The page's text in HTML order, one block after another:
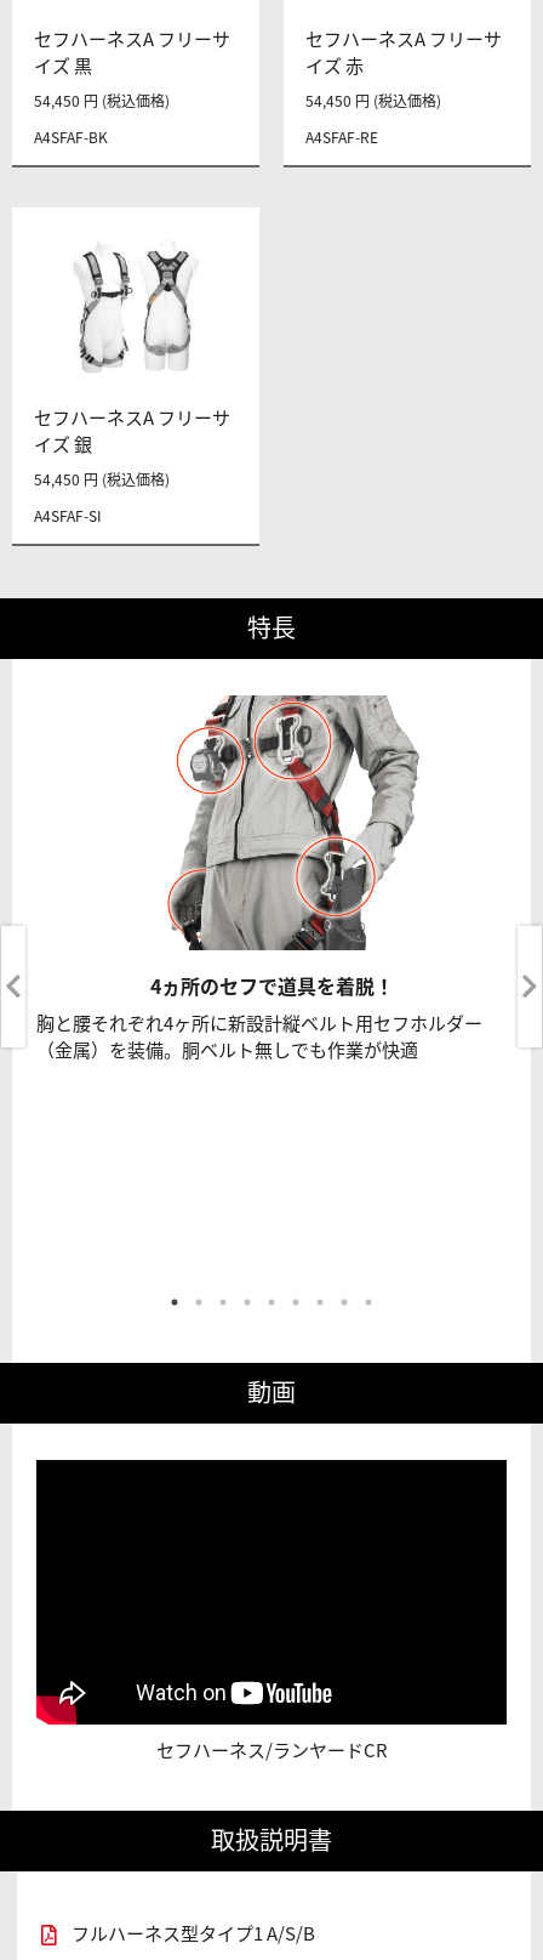
セフハーネスA フリーサ
イズ 黒
A4SFAF-BK
54,450 円 (税込価格)
セフハーネスA フリーサ
イズ 赤
A4SFAF-RE
54,450 円 (税込価格)
セフハーネスA フリーサ
イズ 銀
A4SFAF-SI
54,450 円 (税込価格)
特長
4ヵ所のセフで道具を着脱！
胸と腰それぞれ4ヶ所に新設計縦ベルト用セフホルダー
（金属）を装備。胴ベルト無しでも作業が快適
動画
セフハーネス/ランヤードCR
取扱説明書
フルハーネス型タイプ1 A/S/B